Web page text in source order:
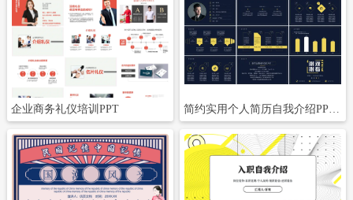
企业商务礼仪培训PPT 简约实用个人简历自我介绍PPT模板
立即下载 立即下载